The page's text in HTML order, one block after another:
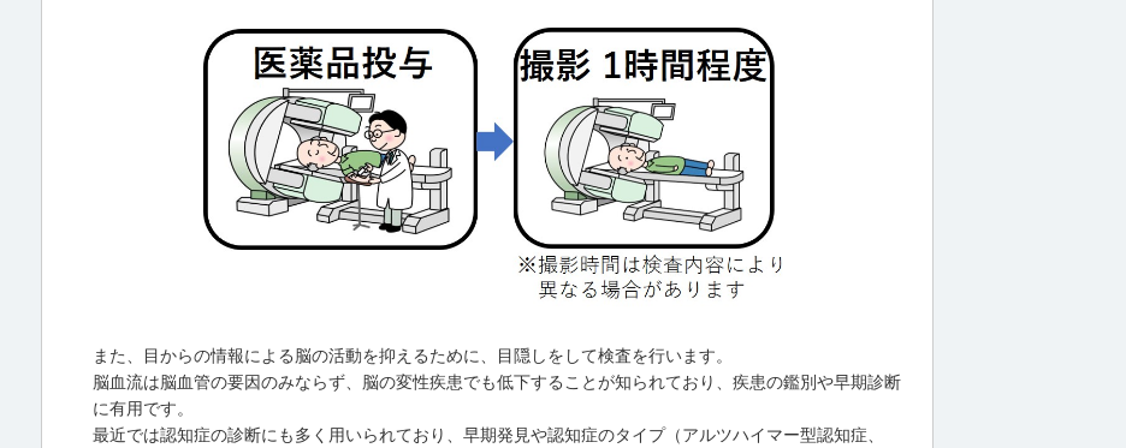
また、目からの情報による脳の活動を抑えるために、目隠しをして検査を行います。
脳血流は脳血管の要因のみならず、脳の変性疾患でも低下することが知られており、疾患の鑑別や早期診断
に有用です。
最近では認知症の診断にも多く用いられており、早期発見や認知症のタイプ（アルツハイマー型認知症、